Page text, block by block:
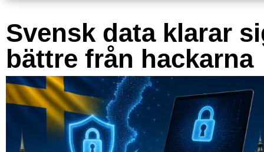
Svensk data klarar
bättre från hackarna